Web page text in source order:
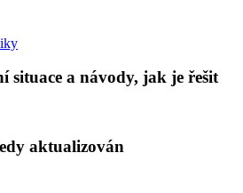
situace a návody, jak je řešit
aktualizován